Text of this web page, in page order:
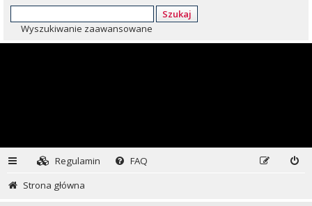
Szukaj
Wyszukiwanie zaawansowane
Regulamin
FAQ
Strona główna